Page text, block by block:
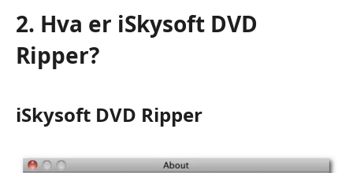
2. Hva er iSkysoft DVD
Ripper?
iSkysoft DVD Ripper